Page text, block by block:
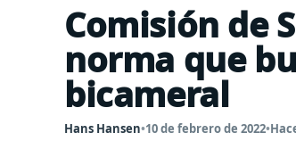
Comisión de
norma que
bicameral
Hans Hansen•10 de febrero de 2022•